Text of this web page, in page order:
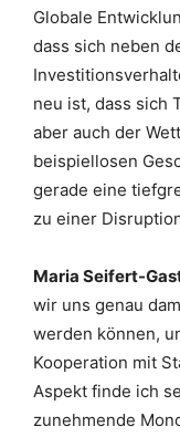
Globale
dass sich neben
neu ist, dass sich
aber auch der
beispiellosen
gerade eine
zu einer
Maria Seifert-
wir uns genau
werden können,
Kooperation mit
Aspekt finde ich
zunehmende